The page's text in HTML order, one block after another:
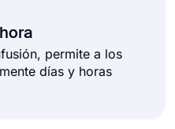
permite a los
días y horas